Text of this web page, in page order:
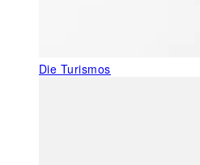
Die Turismos